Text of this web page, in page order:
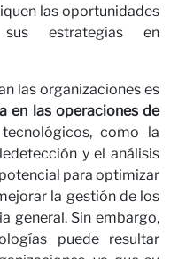
las oportunidades
estrategias en
las organizaciones es
en las operaciones de
como la
y el análisis
para optimizar
la gestión de los
general. Sin embargo,
puede resultar